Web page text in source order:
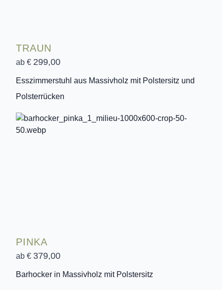
TRAUN
ab € 299,00
Esszimmerstuhl aus Massivholz mit Polstersitz und
Polsterrücken
PINKA
ab € 379,00
Barhocker in Massivholz mit Polstersitz